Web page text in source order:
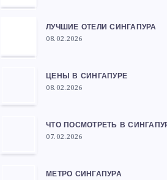
ЛУЧШИЕ ОТЕЛИ СИНГАПУРА
08.02.2026
ЦЕНЫ В СИНГАПУРЕ
08.02.2026
ЧТО ПОСМОТРЕТЬ В
07.02.2026
МЕТРО СИНГАПУРА